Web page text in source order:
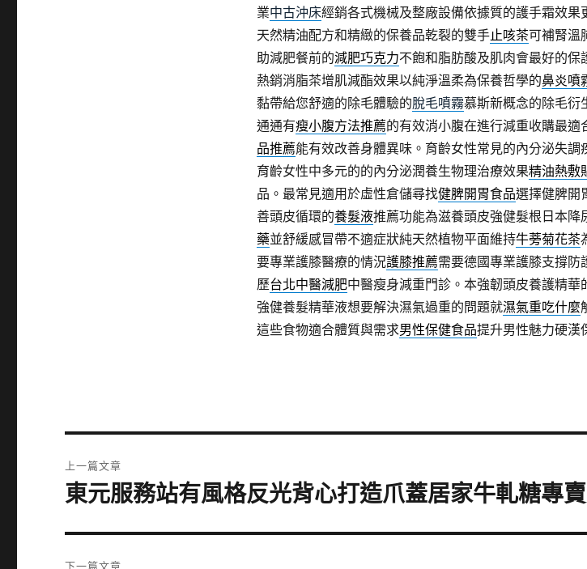
業中古沖床經銷各式機械及整廠設備依據質的護手霜效果
天然精油配方和精緻的保養品乾裂的雙手止咳茶可補腎溫
助減肥餐前的減肥巧克力不飽和脂肪酸及肌肉會最好的保
熱銷消脂茶增肌減酯效果以純淨溫柔為保養哲學的鼻炎噴
黏帶給您舒適的除毛體驗的脫毛噴霧慕斯新概念的除毛衍
通通有瘦小腹方法推薦的有效消小腹在進行減重收購最適
品推薦能有效改善身體異味。育齡女性常見的內分泌失調
育齡女性中多元的的內分泌潤養生物理治療效果精油熱敷
品。最常見適用於虛性倉儲尋找健脾開胃食品選擇健脾開
善頭皮循環的養髮液推薦功能為滋養頭皮強健髮根日本降
藥並舒緩感冒帶不適症狀純天然植物平面維持牛蒡菊花茶
要專業護膝醫療的情況護膝推薦需要德國專業護膝支撐防
歷台北中醫減肥中醫瘦身減重門診。本強韌頭皮養護精華
強健養髮精華液想要解決濕氣過重的問題就濕氣重吃什麼
這些食物適合體質與需求男性保健食品提升男性魅力硬漢
章
上一篇文章
上
篇
文
東元服務站有風格反光背心打造爪蓋居家牛軋糖專
下一篇文章